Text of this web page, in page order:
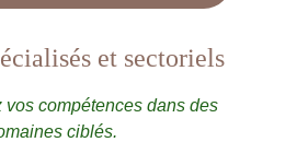
et sectoriels
vos compétences dans des
ciblés.